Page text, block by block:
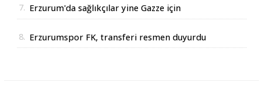
7. Erzurum'da sağlıkçılar yine Gazze için
8. Erzurumspor FK, transferi resmen duyurdu